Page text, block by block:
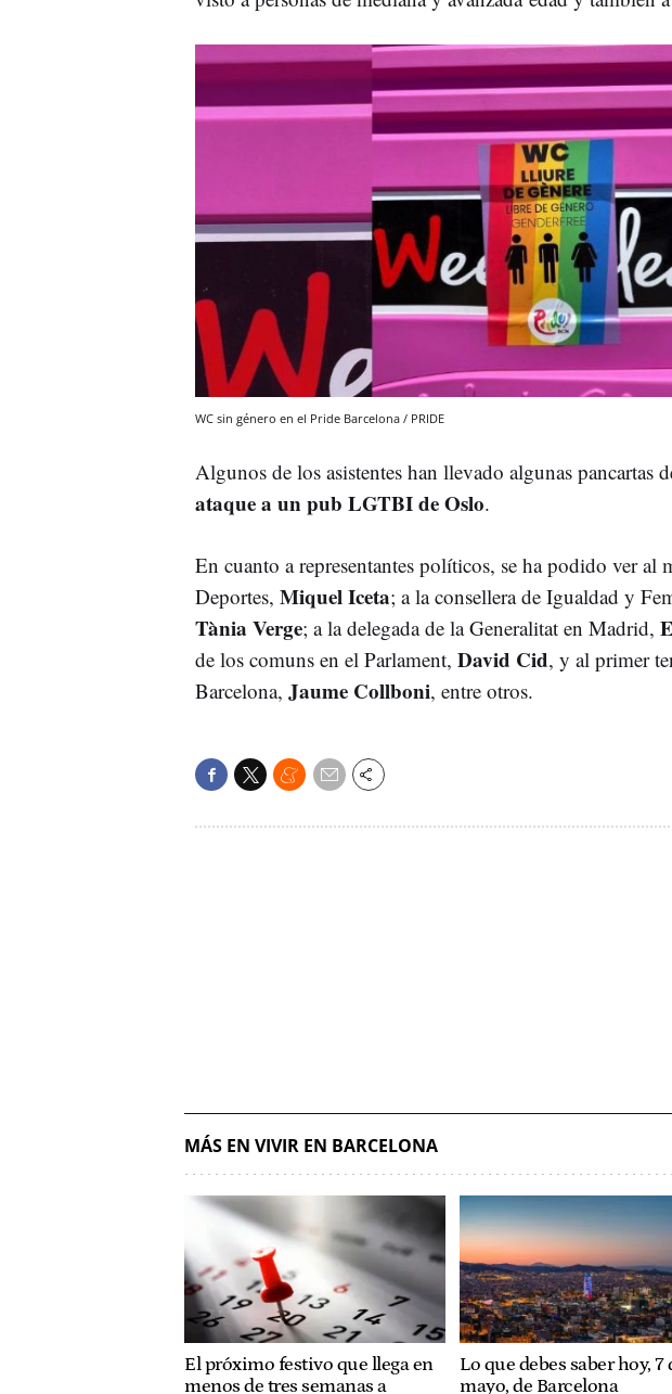
WC sin género en el Pride Barcelona / PRIDE
Algunos de los asistentes han llevado algunas pancartas
ataque a un pub LGTBI de Oslo.
En cuanto a representantes políticos, se ha podido ver al
Deportes, Miquel Iceta; a la consellera de Igualdad y
Tània Verge; a la delegada de la Generalitat en Madrid,
de los comuns en el Parlament, David Cid, y al primer
Barcelona, Jaume Collboni, entre otros.
MÁS EN VIVIR EN BARCELONA
El próximo festivo que llega en
menos de tres semanas a
Lo que debes saber hoy, 7
mayo, de Barcelona